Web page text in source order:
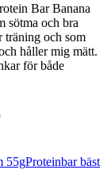
Bar Banana
sötma och bra
träning och som
håller mig mätt.
för både
55gProteinbar bäst